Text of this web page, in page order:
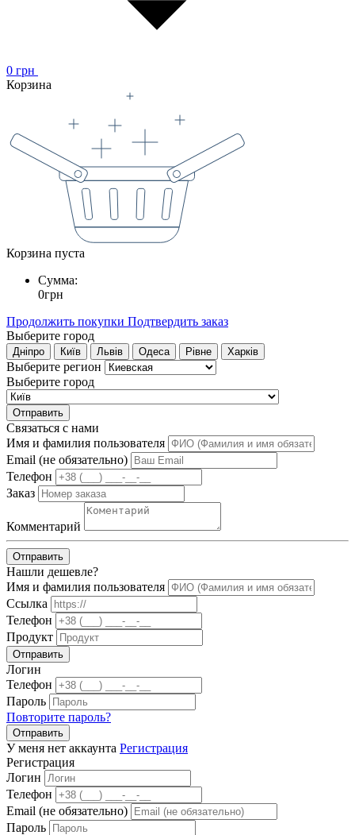
0 грн
Корзина
Корзина пуста
Сумма:
0грн
Продолжить покупки Подтвердить заказ
Выберите город
Дніпро Київ Львів Одеса Рівне Харків
Выберите регион
Выберите город
Отправить
Связаться с нами
Имя и фамилия пользователя
Email (не обязательно)
Телефон
Заказ
Комментарий
Отправить
Нашли дешевле?
Имя и фамилия пользователя
Ссылка
Телефон
Продукт
Отправить
Логин
Телефон
Пароль
Повторите пароль?
Отправить
У меня нет аккаунта Регистрация
Регистрация
Логин
Телефон
Email (не обязательно)
Пароль